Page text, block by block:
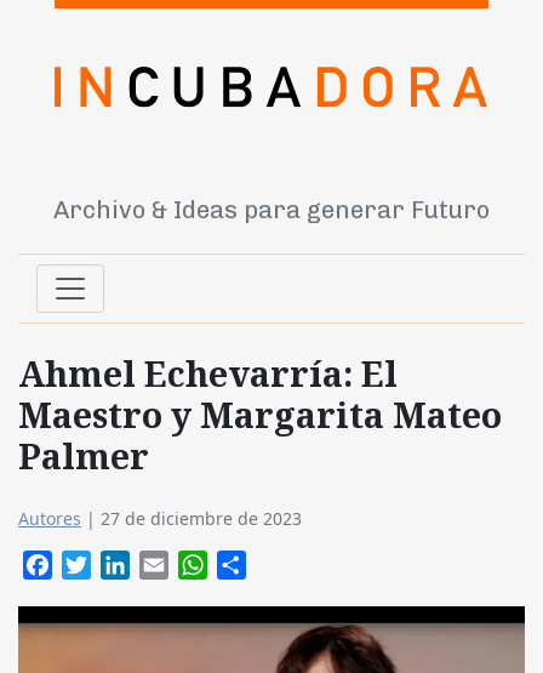
Archivo & Ideas para generar Futuro
Ahmel Echevarría: El
Maestro y Margarita Mateo
Palmer
Autores | 27 de diciembre de 2023
FacebookTwitterLinkedIn
Email WhatsApp